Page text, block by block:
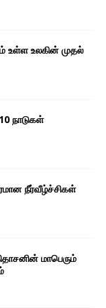
உள்ள உலகின் முதல்
நாடுகள்
நீர்வீழ்ச்சிகள்
மாபெரும்